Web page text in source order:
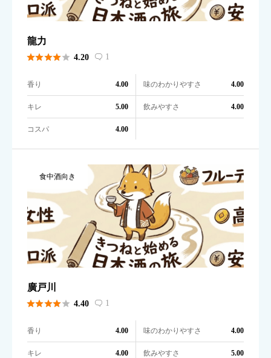
龍力
 4.20  1
香り 4.00 味のわかりやすさ 4.00
キレ 5.00 飲みやすさ 4.00
コスパ 4.00
食中酒向き
廣戸川
 4.40  1
香り 4.00 味のわかりやすさ 4.00
キレ 4.00 飲みやすさ 5.00